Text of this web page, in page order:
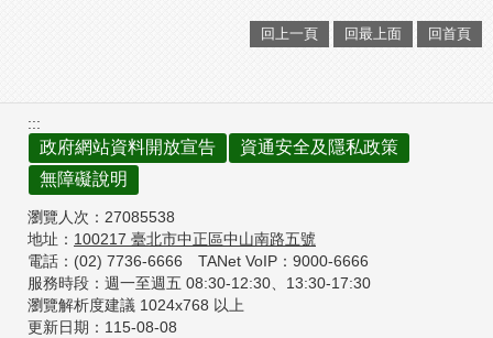
回上一頁 回最上面 回首頁
:::
政府網站資料開放宣告
資通安全及隱私政策
無障礙說明
瀏覽人次： 27085538
地址： 100217 臺北市中正區中山南路五號
電話：(02) 7736-6666 TANet VoIP：9000-6666
服務時段：週一至週五 08:30-12:30、 13:30-17:30
瀏覽解析度建議 1024x768 以上
更新日期： 115-08-08